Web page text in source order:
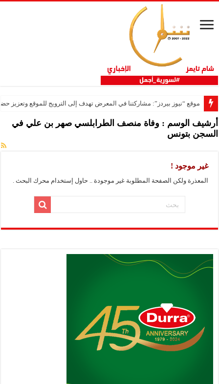
موقع “نيوز بيردز”: مشاركتنا في المعرض تهدف إلى الترويج للموقع وتعزيز
أرشيف الوسم : وفاة منصف الطرابلسي صهر بن علي في
السجن بتونس
غير موجود !
المعذرة ولكن الصفحة المطلوبة غير موجودة .. حاول إستخدام محرك البحث .